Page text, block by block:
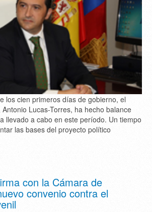
los cien primeros días de gobierno, el
Lucas-Torres, ha hecho balance
llevado a cabo en este período. Un tiempo
las bases del proyecto político
con la Cámara de
convenio contra el